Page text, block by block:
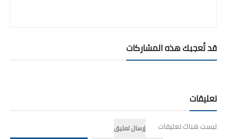
قد تُعجبك هذه المشاركات
تعليقات
ليست هناك تعليقات
إرسال تعليق